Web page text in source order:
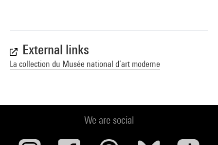
External links
La collection du Musée national d’art moderne
We are social